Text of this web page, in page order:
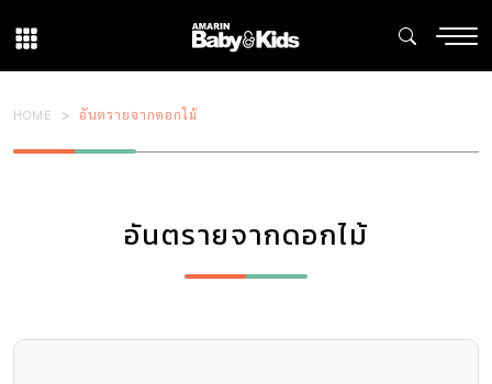
HOME อันตรายจากดอกไม้
อันตรายจากดอกไม้